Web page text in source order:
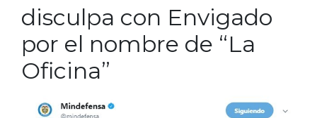
disculpa con Envigado
por el nombre de “La
Oficina”